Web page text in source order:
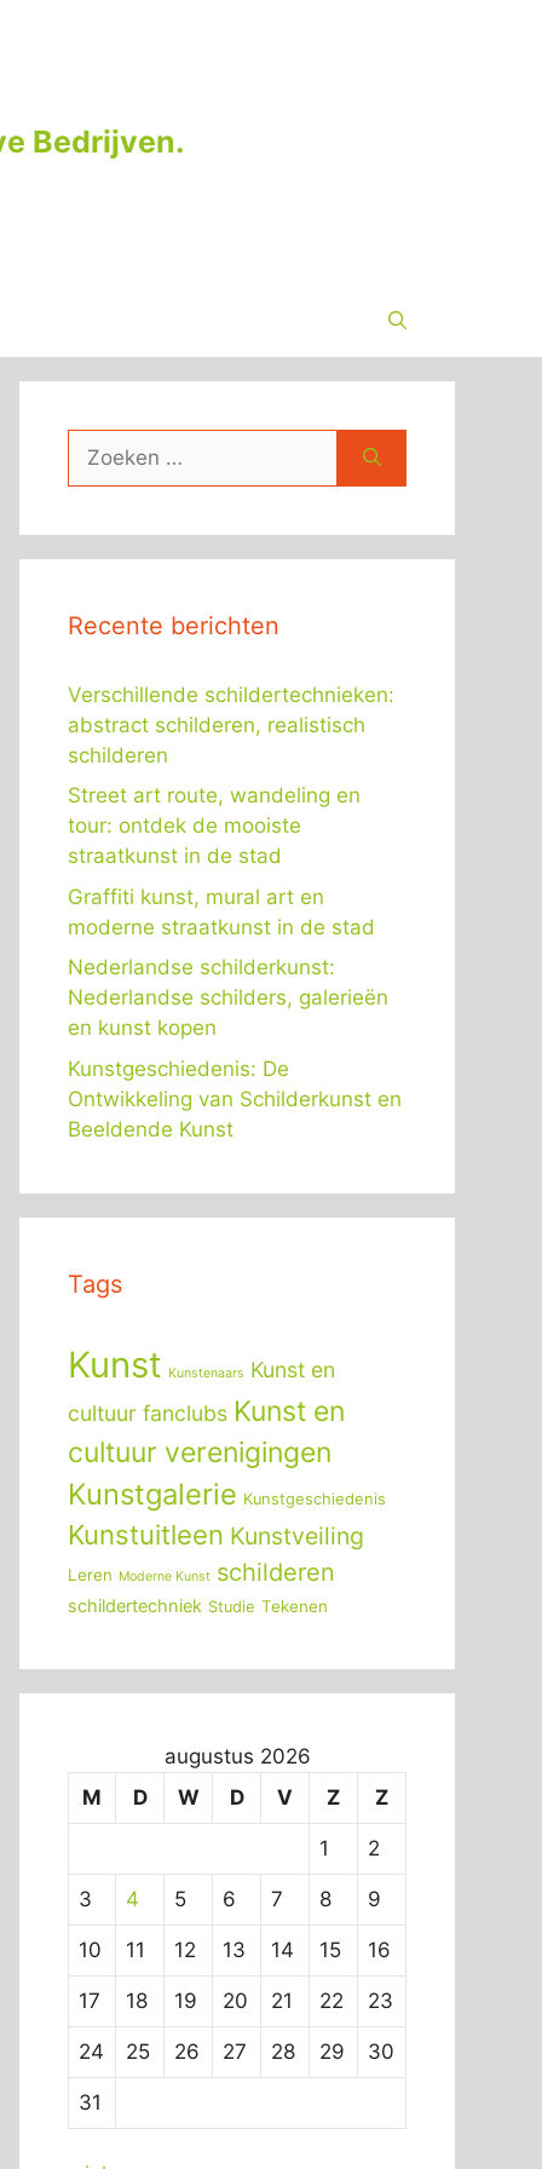
Bedrijven.
naar:
Recente berichten
Verschillende schildertechnieken:
abstract schilderen, realistisch
schilderen
Street art route, wandeling en
tour: ontdek de mooiste
straatkunst in de stad
Graffiti kunst, mural art en
moderne straatkunst in de stad
Nederlandse schilderkunst:
Nederlandse schilders, galerieën
en kunst kopen
Kunstgeschiedenis: De
Ontwikkeling van Schilderkunst en
Beeldende Kunst
Tags
Kunst Kunstenaars Kunst en
cultuur fanclubs Kunst en
cultuur verenigingen
Kunstgalerie Kunstgeschiedenis
Kunstuitleen Kunstveiling
Leren Moderne Kunst schilderen
schildertechniek Studie Tekenen
augustus 2026
M
D W D V Z Z
1 2
3 4 5 6 7 8 9
10 11 12 13 14 15 16
17 18 19 20 21 22 23
24 25 26 27 28 29 30
31